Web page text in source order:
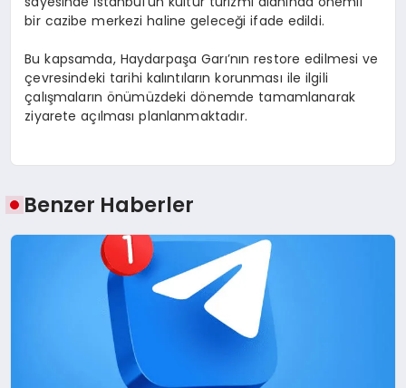
bir cazibe merkezi haline geleceği ifade edildi.
Bu kapsamda, Haydarpaşa Garı’nın restore edilmesi ve
çevresindeki tarihi kalıntıların korunması ile ilgili
çalışmaların önümüzdeki dönemde tamamlanarak
ziyarete açılması planlanmaktadır.
Benzer Haberler